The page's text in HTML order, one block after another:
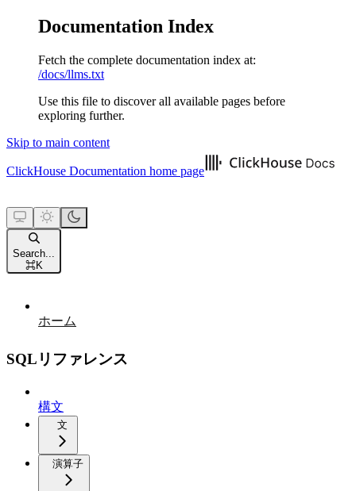
Documentation Index
Fetch the complete documentation index at:
/docs/llms.txt
Use this file to discover all available pages before
exploring further.
Skip to main content
ClickHouse Documentation home page
Search...
⌘K
ホーム
SQLリファレンス
構文
文
演算子